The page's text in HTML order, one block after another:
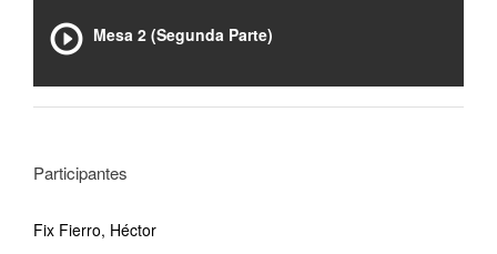
Mesa 2 (Segunda Parte)
Participantes
Fix Fierro, Héctor